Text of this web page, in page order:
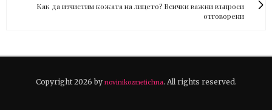
Как да изчистим кожата на лицето? Всички важни въпроси
отговорени
Copyright 2026 by novinikozmetichna. All rights reserved.